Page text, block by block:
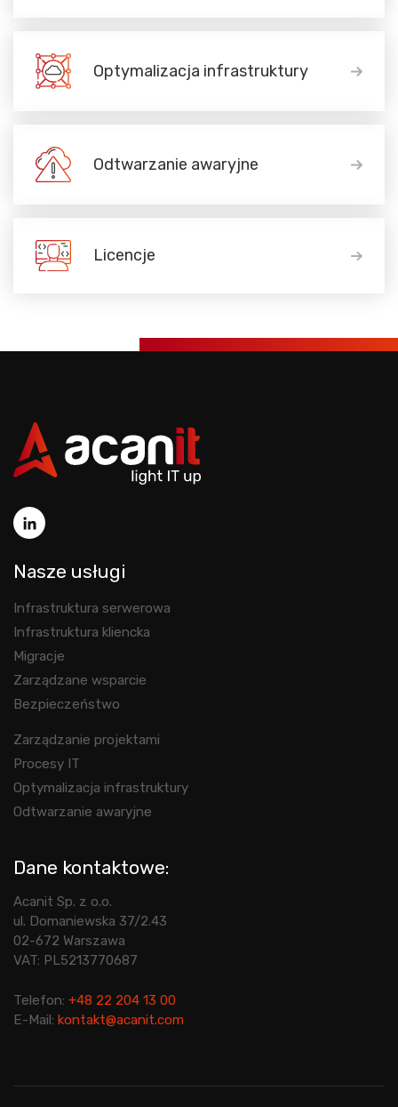
Optymalizacja infrastruktury
Odtwarzanie awaryjne
Licencje
Nasze usługi
Infrastruktura serwerowa
Infrastruktura kliencka
Migracje
Zarządzane wsparcie
Bezpieczeństwo
Zarządzanie projektami
Procesy IT
Optymalizacja infrastruktury
Odtwarzanie awaryjne
Dane kontaktowe:
Acanit Sp. z o.o.
ul. Domaniewska 37/2.43
02-672 Warszawa
VAT: PL5213770687
Telefon: +48 22 204 13 00
E-Mail: kontakt@acanit.com